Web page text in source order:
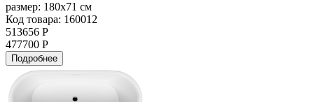
размер: 180x71 см
Код товара: 160012
513656 Р
477700 Р
Подробнее